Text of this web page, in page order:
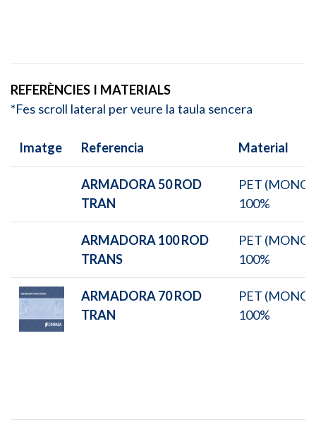
REFERÈNCIES I MATERIALS
*Fes scroll lateral per veure la taula sencera
Imatge Referencia Material
ARMADORA 50 ROD
TRAN
PET (MONO)
100%
ARMADORA 100 ROD
TRANS
PET (MONO)
100%
ARMADORA 70 ROD
TRAN
PET (MONO)
100%